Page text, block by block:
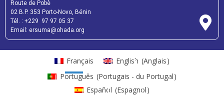
Route de Pobè
02 B.P. 353 Porto-Novo, Bénin
Tél. : +229 97 97 05 37
Email: ersuma@ohada.org
Français English (Anglais)
Português (Portugais - du Portugal)
Español (Espagnol)